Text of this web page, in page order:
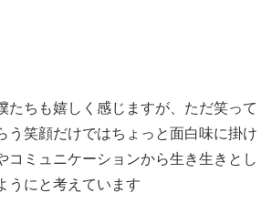
たちも嬉しく感じますが、ただ笑って
う笑顔だけではちょっと面白味に掛け
コミュニケーションから生き生きとし
うにと考えています